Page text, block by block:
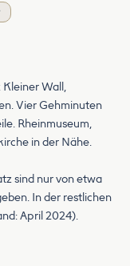
Wall,
Vier Gehminuten
Rheinmuseum,
in der Nähe.
sind nur von etwa
In der restlichen
April 2024).